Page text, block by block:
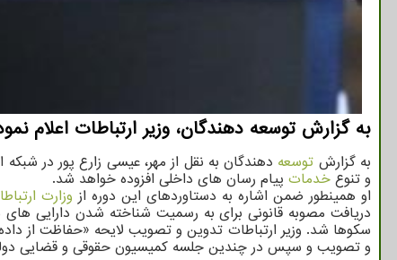
به گزارش توسعه دهندگان، وزیر ارتباطات اعلام نمود که در سال ۱۴۰۳ امکان گرفتن ارز اربعین از راه بله،
به گزارش توسعه دهندگان به نقل از مهر، عیسی زارع پور در شبکه
و تنوع خدمات پیام رسان های داخلی افزوده خواهد شد.
او همینطور ضمن اشاره به دستاوردهای این دوره از وزارت
دریافت مصوبه قانونی برای به رسمیت شناخته شدن دارایی های
سکوها شد. وزیر ارتباطات تدوین و تصویب لایحه «حفاظت از
و تصویب و سپس در چندین جلسه کمیسیون حقوقی و قضایی